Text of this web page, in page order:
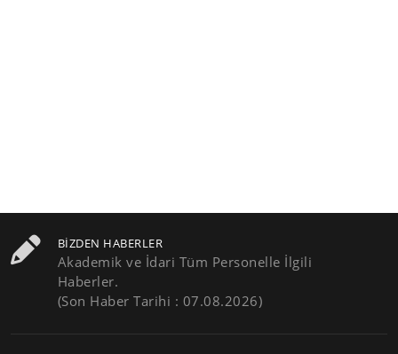
BIZDEN HABERLER
Akademik ve İdari Tüm Personelle İlgili
Haberler.
(Son Haber Tarihi : 07.08.2026)